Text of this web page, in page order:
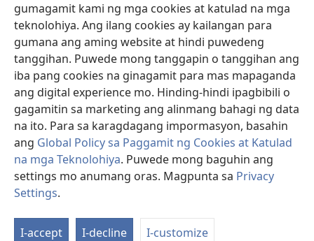
gumagamit kami ng mga cookies at katulad na mga
teknolohiya. Ang ilang cookies ay kailangan para
gumana ang aming website at hindi puwedeng
tanggihan. Puwede mong tanggapin o tanggihan ang
iba pang cookies na ginagamit para mas mapaganda
ang digital experience mo. Hinding-hindi ipagbibili o
gagamitin sa marketing ang alinmang bahagi ng data
na ito. Para sa karagdagang impormasyon, basahin
ang Global Policy sa Paggamit ng Cookies at Katulad
na mga Teknolohiya. Puwede mong baguhin ang
settings mo anumang oras. Magpunta sa Privacy
Settings.
I-accept I-decline I-customize
na
bagong
window)
Watchtower ONLINE LIBRARY™
(may
bubukas
na
bagong
window)
JW Hub ®
(may
bubukas
bagong
window)
JW Library ®
Watchtower Library®
Copyright
KASUNDUAN SA PAGGAMIT